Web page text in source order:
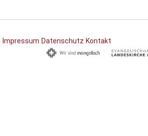
Impressum Datenschutz Kontakt